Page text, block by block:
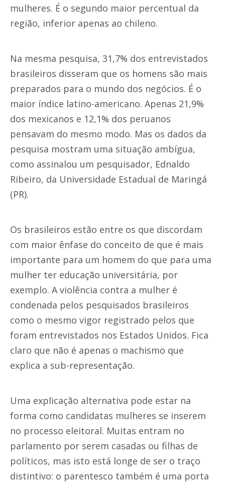
mulheres. É o segundo maior percentual da
região, inferior apenas ao chileno.
Na mesma pesquisa, 31,7% dos entrevistados
brasileiros disseram que os homens são mais
preparados para o mundo dos negócios. É o
maior índice latino-americano. Apenas 21,9%
dos mexicanos e 12,1% dos peruanos
pensavam do mesmo modo. Mas os dados da
pesquisa mostram uma situação ambígua,
como assinalou um pesquisador, Ednaldo
Ribeiro, da Universidade Estadual de Maringá
(PR).
Os brasileiros estão entre os que discordam
com maior ênfase do conceito de que é mais
importante para um homem do que para uma
mulher ter educação universitária, por
exemplo. A violência contra a mulher é
condenada pelos pesquisados brasileiros
como o mesmo vigor registrado pelos que
foram entrevistados nos Estados Unidos. Fica
claro que não é apenas o machismo que
explica a sub-representação.
Uma explicação alternativa pode estar na
forma como candidatas mulheres se inserem
no processo eleitoral. Muitas entram no
parlamento por serem casadas ou filhas de
políticos, mas isto está longe de ser o traço
distintivo: o parentesco também é uma porta